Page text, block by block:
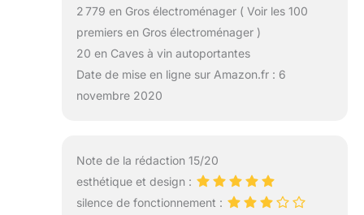
2 779 en Gros électroménager ( Voir les 100
premiers en Gros électroménager )
20 en Caves à vin autoportantes
Date de mise en ligne sur Amazon.fr : 6
novembre 2020
Note de la rédaction 15/20
esthétique et design :
silence de fonctionnement :